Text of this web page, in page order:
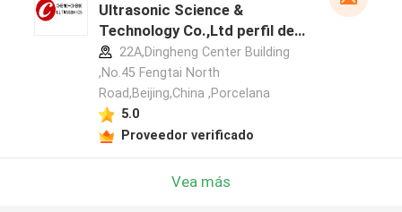
Ultrasonic Science &
Technology Co.,Ltd perfil del
fabricante
22A,Dingheng Center Building
,No.45 Fengtai North
Road,Beijing,China ,Porcelana
5.0
Proveedor verificado
Vea más